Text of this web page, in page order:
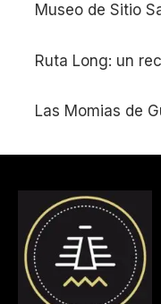
Museo de Sitio
Ruta Long: un
Las Momias de